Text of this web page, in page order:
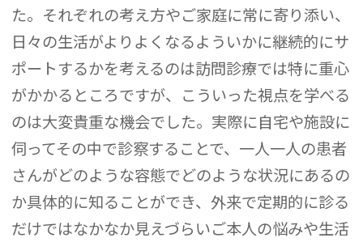
た。それぞれの考え方やご家庭に常に寄り添い、
日々の生活がよりよくなるよういかに継続的にサ
ポートするかを考えるのは訪問診療では特に重心
がかかるところですが、こういった視点を学べる
のは大変貴重な機会でした。実際に自宅や施設に
伺ってその中で診察することで、一人一人の患者
さんがどのような容態でどのような状況にあるの
か具体的に知ることができ、外来で定期的に診る
だけではなかなか見えづらいご本人の悩みや生活